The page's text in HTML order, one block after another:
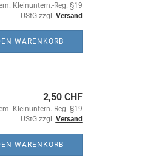
Kleinuntern.-Reg. §19
UStG zzgl. Versand
WARENKORB
2,50 CHF
Kleinuntern.-Reg. §19
UStG zzgl. Versand
WARENKORB